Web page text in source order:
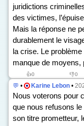
juridictions
des victimes,
Mais la réponse ne
durablement le
la crise. Le
manque de moyens,
👍0 👎0
💬 • Karine Lebon •
Nous voterons pour
que nous refusons
son titre prometteur,